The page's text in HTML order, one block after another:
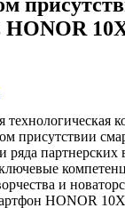
технологическая
присутствии
ряда
и
HONOR